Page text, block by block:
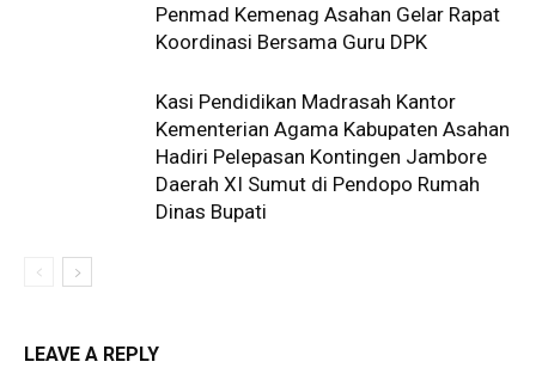
Penmad Kemenag Asahan Gelar Rapat
Koordinasi Bersama Guru DPK
Kasi Pendidikan Madrasah Kantor
Kementerian Agama Kabupaten Asahan
Hadiri Pelepasan Kontingen Jambore
Daerah XI Sumut di Pendopo Rumah
Dinas Bupati
LEAVE A REPLY